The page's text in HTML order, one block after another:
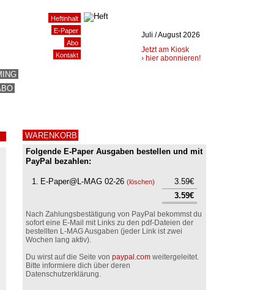
WARENKORB
Folgende E-Paper Ausgaben bestellen und mit
PayPal bezahlen:
1. E-Paper@L-MAG 02-26 (löschen)
3.59€
3.59€
Nach Zahlungsbestätigung von PayPal bekommst du
sofort eine E-Mail mit Links zu den pdf-Dateien der
bestellten L-MAG Ausgaben (jeder Link ist zwei
Wochen lang aktiv).
Du wirst auf die Seite von paypal.com weitergeleitet.
Bitte informiere dich über deren
Datenschutzerklärung.
Heftinhalt
E-Paper
Abo
Kontakt
Juli / August 2026
Jetzt am Kiosk
› hier abonnieren!